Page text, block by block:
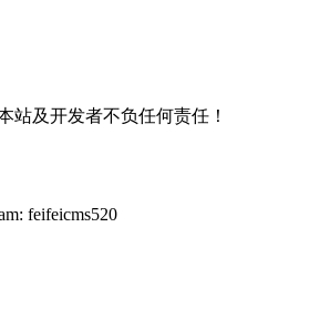
站及开发者不负任何责任！
feifeicms520